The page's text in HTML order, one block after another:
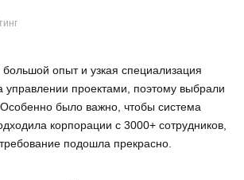
опыт и узкая специализация
управлении проектами, поэтому выбрали
было важно, чтобы система
корпорации с 3000+ сотрудников,
подошла прекрасно.